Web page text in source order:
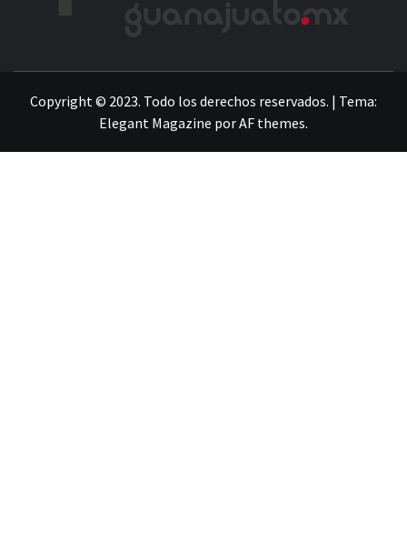
Copyright © 2023. Todo los derechos reservados. | Tema:
Elegant Magazine porAF themes.